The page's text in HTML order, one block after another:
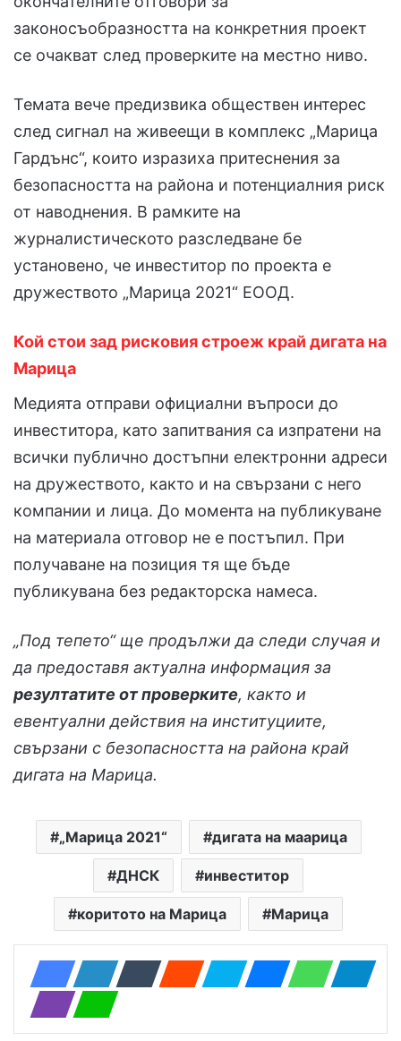
законосъобразността на конкретния проект
се очакват след проверките на местно ниво.
Темата вече предизвика обществен интерес
след сигнал на живеещи в комплекс „Марица
Гардънс“, които изразиха притеснения за
безопасността на района и потенциалния риск
от наводнения. В рамките на
журналистическото разследване бе
установено, че инвеститор по проекта е
дружеството „Марица 2021“ ЕООД.
Кой стои зад рисковия строеж край дигата на
Марица
Медията отправи официални въпроси до
инвеститора, като запитвания са изпратени на
всички публично достъпни електронни адреси
на дружеството, както и на свързани с него
компании и лица. До момента на публикуване
на материала отговор не е постъпил. При
получаване на позиция тя ще бъде
публикувана без редакторска намеса.
„Под тепето“ ще продължи да следи случая и
да предоставя актуална информация за
резултатите от проверките, както и
евентуални действия на институциите,
свързани с безопасността на района край
дигата на Марица.
„Марица 2021“ дигата на маарица
ДНСК инвеститор
коритото на Марица Марица